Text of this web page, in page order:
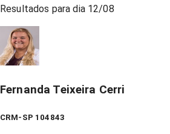
Resultados para dia 12/08
Fernanda Teixeira Cerri
CRM-SP 104843